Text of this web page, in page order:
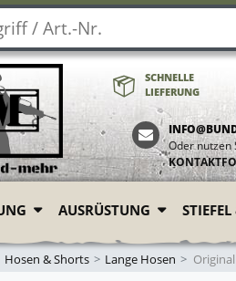
SCHNELLE
LIEFERUNG
Oder nutzen
AUSRÜSTUNG
Hosen & Shorts Lange Hosen